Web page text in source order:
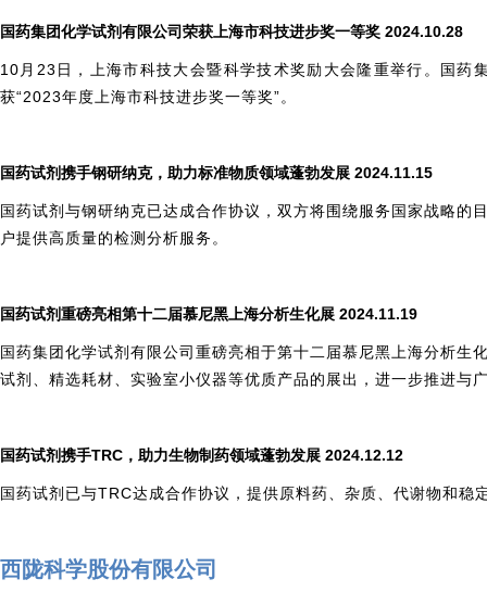
国药集团化学试剂有限公司荣获上海市科技进步奖一等奖 2024.10.28
10月23日，上海市科技大会暨科学技术奖励大会隆重举行。国药
获“2023年度上海市科技进步奖一等奖”。
国药试剂携手钢研纳克，助力标准物质领域蓬勃发展 2024.11.15
国药试剂与钢研纳克已达成合作协议，双方将围绕服务国家战略
户提供高质量的检测分析服务。
国药试剂重磅亮相第十二届慕尼黑上海分析生化展 2024.11.19
国药集团化学试剂有限公司重磅亮相于第十二届慕尼黑上海分析
试剂、精选耗材、实验室小仪器等优质产品的展出，进一步推进
国药试剂携手TRC，助力生物制药领域蓬勃发展 2024.12.12
国药试剂已与TRC达成合作协议，提供原料药、杂质、代谢物和
西陇科学股份有限公司